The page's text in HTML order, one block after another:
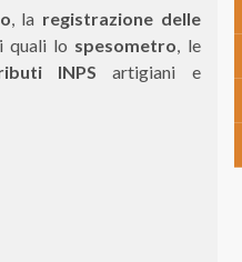
, la registrazione delle
quali lo spesometro, le
INPS artigiani e